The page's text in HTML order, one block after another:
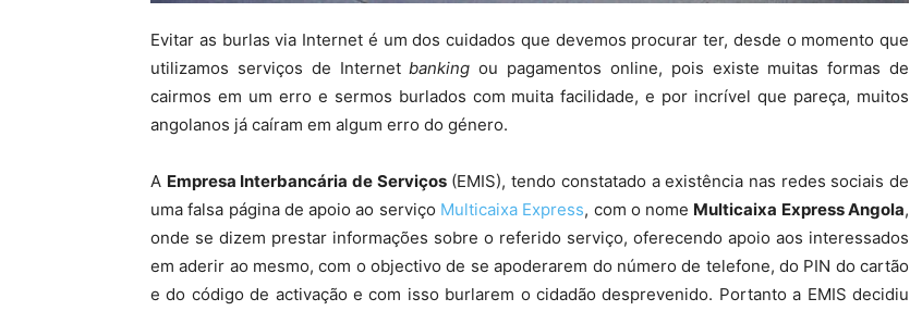
Evitar as burlas via Internet é um dos cuidados que devemos procurar ter, desde o momento que
utilizamos serviços de Internetbanking ou pagamentos online, pois existe muitas formas de
cairmos em um erro e sermos burlados com muita facilidade, e por incrível que pareça, muitos
angolanos já caíram em algum erro do género.
A Empresa Interbancária de Serviços(EMIS), tendo constatado a existência nas redes sociais de
uma falsa página de apoio ao serviço Multicaixa Express, com o nome Multicaixa Express Angola,
onde se dizem prestar informações sobre o referido serviço, oferecendo apoio aos interessados
em aderir ao mesmo, com o objectivo de se apoderarem do número de telefone, do PIN do cartão
e do código de activação e com isso burlarem o cidadão desprevenido. Portanto a EMIS decidiu